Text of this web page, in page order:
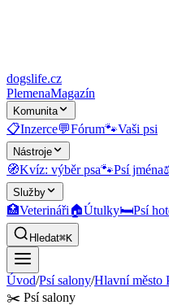
dogslife.cz
PlemenaMagazín
Komunita
📋Inzerce💬Fórum🐾Vaši psi
Nástroje
🧭Kvíz: výběr psa🐾Psí jména
Služby
🏥Veterináři🏠Útulky🛏️Psí
Hledat⌘K
Úvod/Psí salony/Hlavní město
✂️ Psí salony